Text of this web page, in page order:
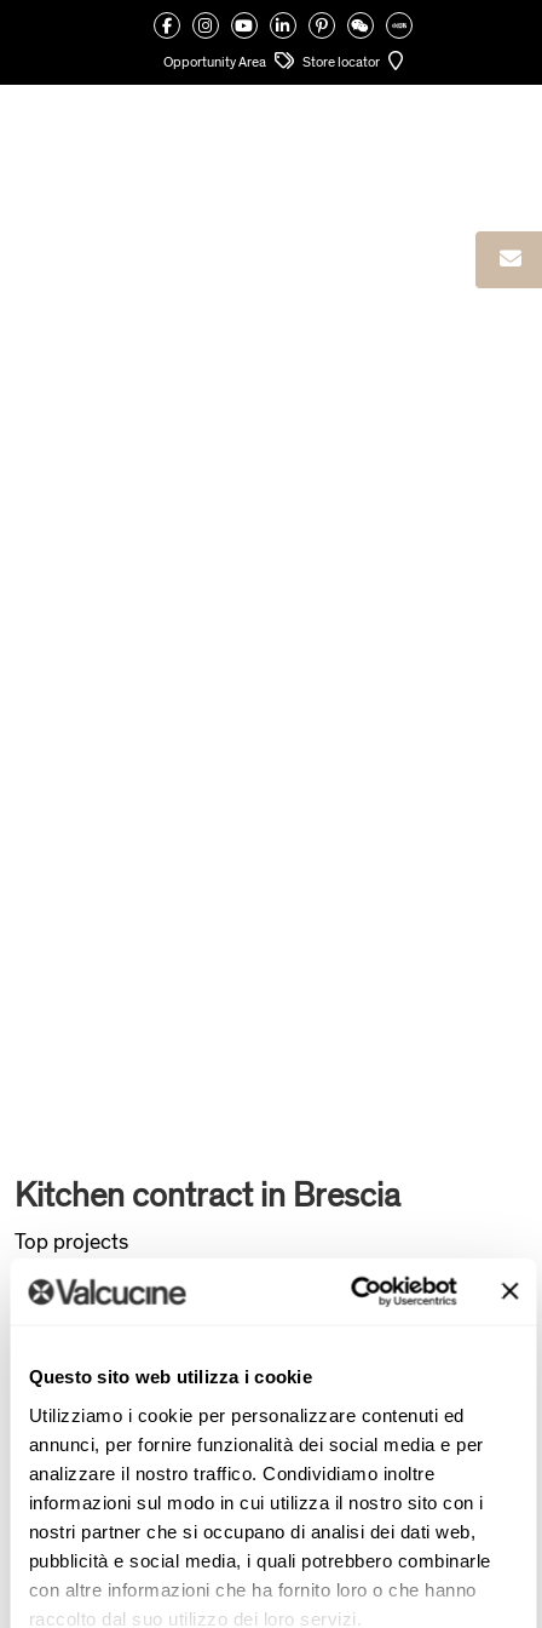
Questo sito web utilizza i cookie
Utilizziamo i cookie per personalizzare contenuti ed
annunci, per fornire funzionalità dei social media e per
analizzare il nostro traffico. Condividiamo inoltre
informazioni sul modo in cui utilizza il nostro sito con i
nostri partner che si occupano di analisi dei dati web,
pubblicità e social media, i quali potrebbero combinarle
con altre informazioni che ha fornito loro o che hanno
raccolto dal suo utilizzo dei loro servizi.
Opportunity Area Store locator
KITCHEN CONTRACT IN BRESCIA
Kitchen contract in Brescia
Top projects
Brescia
Celina Idra
EXPLORE THE PROJECT
In Brescia’s historic centre, a penthouse overlooking the
castle becomes a material-driven narrative designed by
architect Celina Idra. The interiors balance understated
elegance with “secret spaces”: wall panelling and bespoke
furnishings, scenographic corridors, and a dark parquet